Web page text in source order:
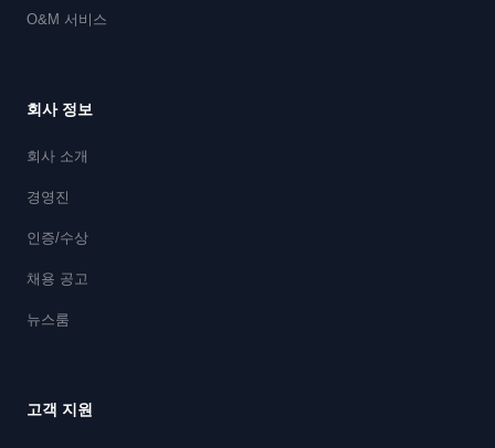
O&M 서비스
회사 정보
회사 소개
경영진
인증/수상
채용 공고
뉴스룸
고객 지원